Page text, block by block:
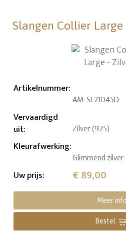
Slangen Collier Large
Artikelnummer:
AM-SL21045D
Vervaardigd
uit: Zilver (925)
Kleurafwerking:
Glimmend zilver
Uw prijs: € 89,00
Meer info
Bestel